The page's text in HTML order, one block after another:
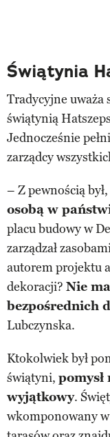
Świątynia
Tradycyjne uważa
świątynią
Jednocześnie
zarządcy
– Z pewnością
osobą w
placu budowy w
zarządzał
autorem projektu
dekoracji? Nie
bezpośrednich
Lubczynska.
Ktokolwiek był
świątyni, pomysł
wyjątkowy.
wkomponowany w